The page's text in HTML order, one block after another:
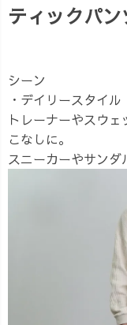
ティックパン
シーン
・デイリースタイル
トレーナーやスウ
こなしに。
スニーカーやサンダ